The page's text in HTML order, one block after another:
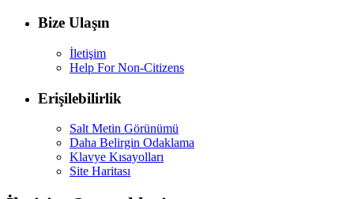
Bize Ulaşın
İletişim
Help For Non-Citizens
Erişilebilirlik
Salt Metin Görünümü
Daha Belirgin Odaklama
Klavye Kısayolları
Site Haritası